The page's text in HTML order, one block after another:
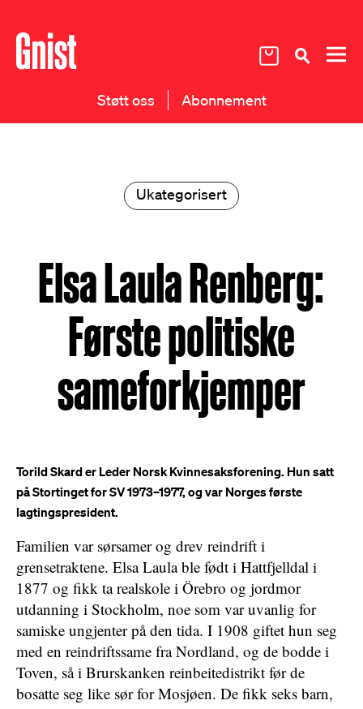
Støtt oss Abonnement
Ukategorisert
Elsa Laula Renberg:
Første politiske
sameforkjemper
Torild Skard er Leder Norsk Kvinnesaksforening. Hun satt
på Stortinget for SV 1973–1977, og var Norges første
lagtingspresident.
Familien var sørsamer og drev reindrift i
grensetraktene. Elsa Laula ble født i Hattfjelldal i
1877 og fikk ta realskole i Örebro og jordmor
utdanning i Stockholm, noe som var uvanlig for
samiske ungjenter på den tida. I 1908 giftet hun seg
med en reindriftssame fra Nordland, og de bodde i
Toven, så i Brurskanken reinbeitedistrikt før de
bosatte seg like sør for Mosjøen. De fikk seks barn,